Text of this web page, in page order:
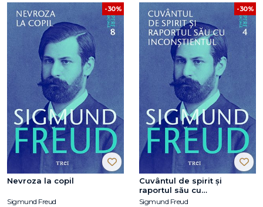
-30%
Nevroza la copil
Sigmund Freud
-30%
Cuvântul de spirit și
raportul său cu
inconștientul
Sigmund Freud